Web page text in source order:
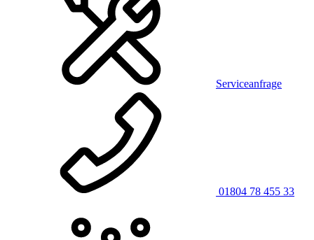
Serviceanfrage
01804 78 455 33